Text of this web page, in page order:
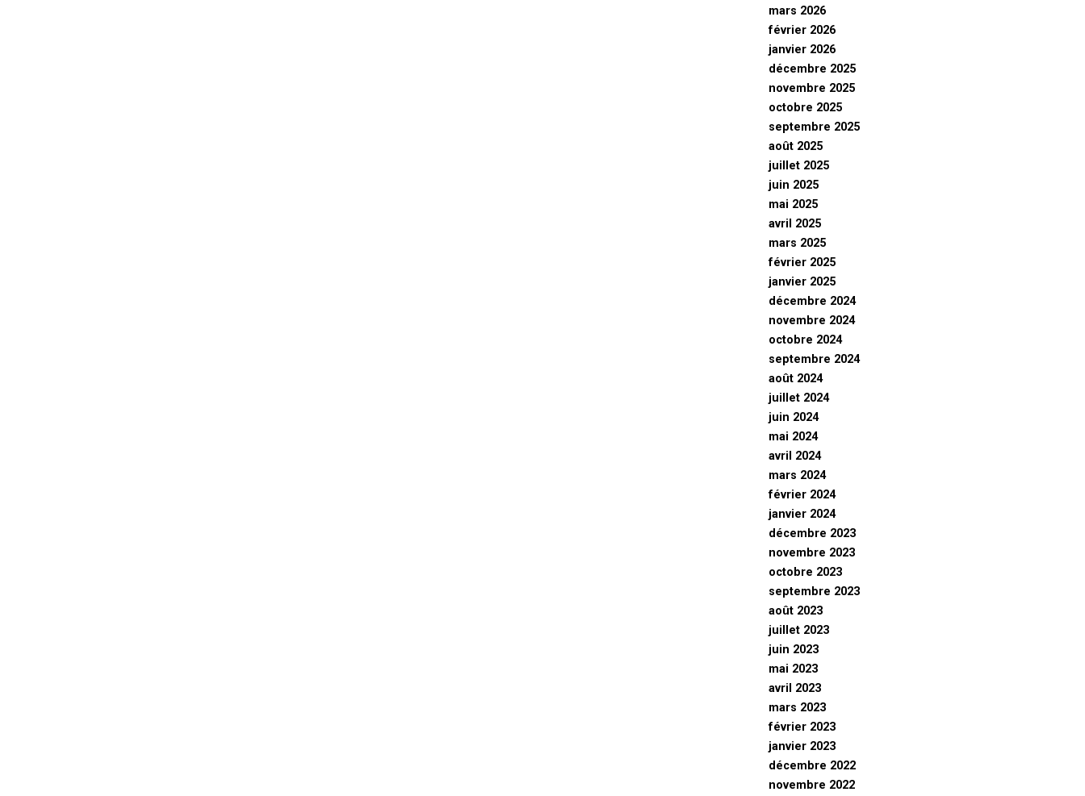
mars 2026
février 2026
janvier 2026
décembre 2025
novembre 2025
octobre 2025
septembre 2025
août 2025
juillet 2025
juin 2025
mai 2025
avril 2025
mars 2025
février 2025
janvier 2025
décembre 2024
novembre 2024
octobre 2024
septembre 2024
août 2024
juillet 2024
juin 2024
mai 2024
avril 2024
mars 2024
février 2024
janvier 2024
décembre 2023
novembre 2023
octobre 2023
septembre 2023
août 2023
juillet 2023
juin 2023
mai 2023
avril 2023
mars 2023
février 2023
janvier 2023
décembre 2022
novembre 2022